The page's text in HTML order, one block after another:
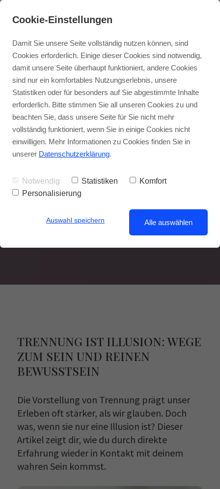
Gratis Webinar
Intensivkurs Erleuchtung
TAT-Ausbildung
Online Einstieg
T-Shirt-Shop
Bücher
Edition Erleuchtung
Erleuchtungskongresse
Erleuchtung - Blog
Wie du inneren Frieden findest und
dein Bewusstsein erweiterst
TRENNUNG IST ILLUSION: WEGE
ZUM SEIN UND REINEN
BEWUSSTSEIN
Die Vorstellung von Trennung prägt unser
Erleben oft stärker, als wir glauben. Doch
was, wenn sie nur eine Illusion ist? Dieser
Artikel zeigt dir, wie du durch direkte
Erfahrung wieder in Kontakt mit deinem
wahren Sein kommst.
Cookie-Einstellungen
Damit Sie unsere Seite vollständig nutzen können, sind
Cookies erforderlich. Einige dieser Cookies sind notwendig,
damit unsere Seite überhaupt funktioniert, andere Cookies
sind nur ein komfortables Nutzungserlebnis, unsere
Statistiken oder für besonders auf Sie abgestimmte Inhalte
erforderlich. Bitte stimmen Sie all unseren Cookies zu und
beachten Sie, dass unsere Seite für Sie nicht mehr
vollständig funktioniert, wenn Sie in einige Cookies nicht
einwilligen. Mehr Informationen zu Cookies finden Sie in
unserer Datenschutzerklärung.
Notwendig Statistiken
Komfort
Personalisierung
Auswahl speichern Alle auswählen